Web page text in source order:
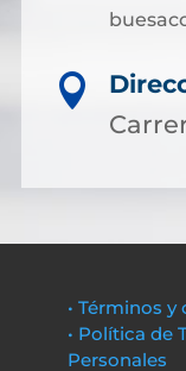

• Términos
• Política de
Personales